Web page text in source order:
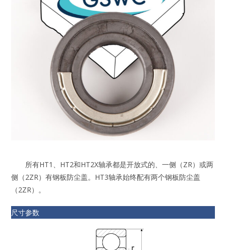
所有HT1、HT2和HT2X轴承都是开放式的、一侧（ZR）或两
侧（2ZR）有钢板防尘盖。HT3轴承始终配有两个钢板防尘盖
（2ZR）。
尺寸参数